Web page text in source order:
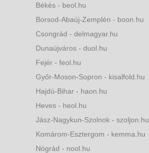
Békés - beol.hu
Borsod-Abaúj-Zemplén - boon.hu
Csongrád - delmagyar.hu
Dunaújváros - duol.hu
Fejér - feol.hu
Győr-Moson-Sopron - kisalfold.hu
Hajdú-Bihar - haon.hu
Heves - heol.hu
Jász-Nagykun-Szolnok - szoljon.hu
Komárom-Esztergom - kemma.hu
Nógrád - nool.hu